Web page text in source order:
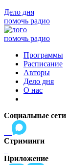
Дело дня
помочь радио
помочь радио
Программы
Расписание
Авторы
Дело дня
О нас
Социальные сети
Стриминги
Приложение